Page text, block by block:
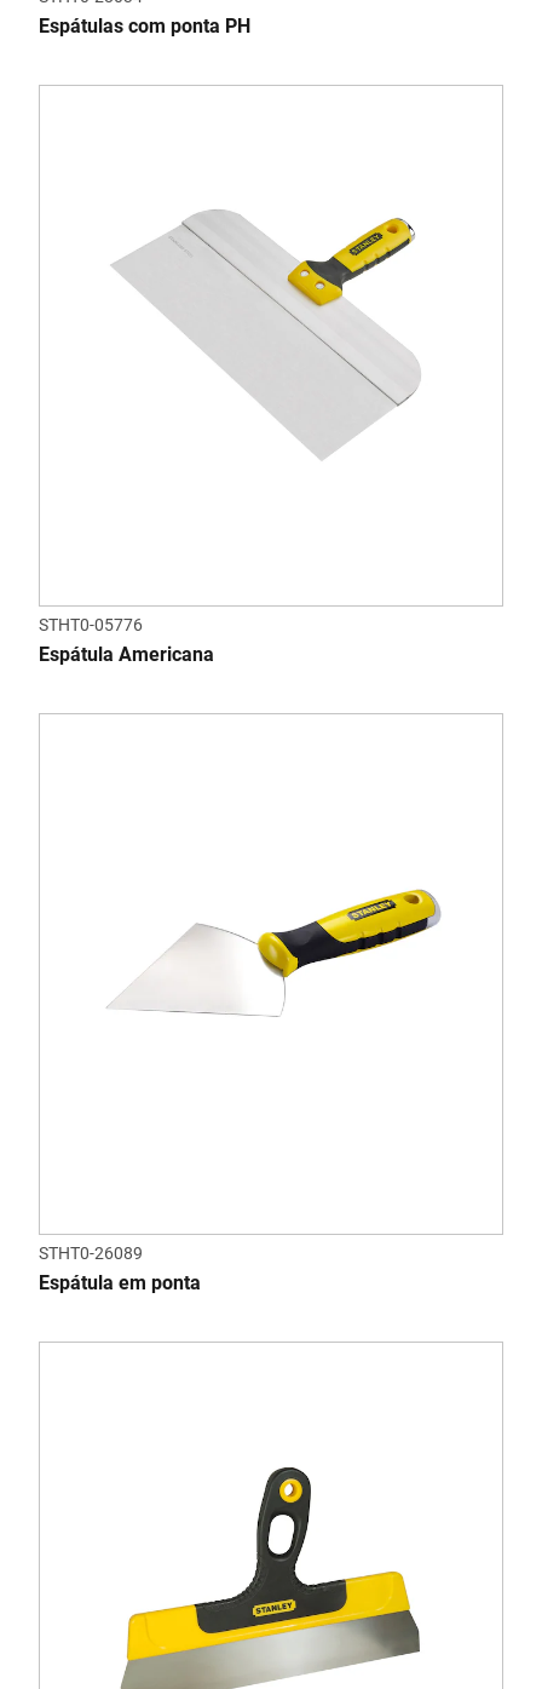
Espátulas com ponta PH
STHT0-05776
Espátula Americana
STHT0-26089
Espátula em ponta